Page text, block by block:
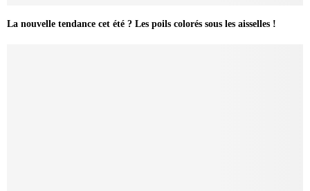
La nouvelle tendance cet été ? Les poils colorés sous les aisselles !